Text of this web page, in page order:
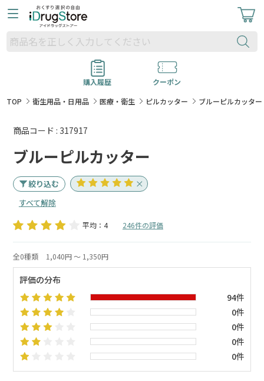
購入履歴
クーポン
TOP
衛生用品・日用品 医療・衛生 ピルカッター ブルーピルカッター
商品コード : 317917
ブルーピルカッター
絞り込む
すべて解除
平均：4 246件の評価
全0種類 1,040円 ～ 1,350円
評価の分布
94件
0件
0件
0件
0件